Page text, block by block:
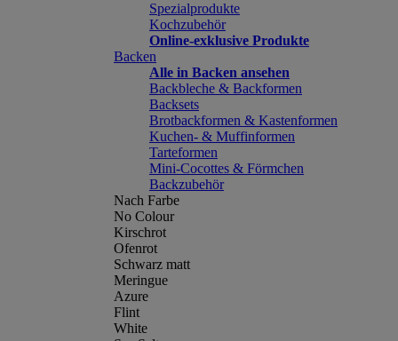
Spezialprodukte
Kochzubehör
Online-exklusive Produkte
Backen
Alle in Backen ansehen
Backbleche & Backformen
Backsets
Brotbackformen & Kastenformen
Kuchen- & Muffinformen
Tarteformen
Mini-Cocottes & Förmchen
Backzubehör
Nach Farbe
No Colour
Kirschrot
Ofenrot
Schwarz matt
Meringue
Azure
Flint
White